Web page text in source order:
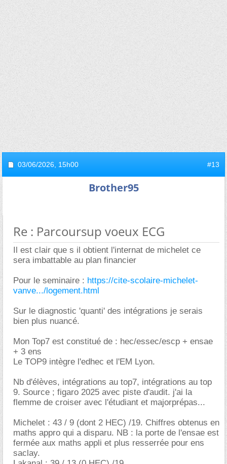
03/06/2026, 15h00 #13
Brother95
Re : Parcoursup voeux ECG
Il est clair que s il obtient l'internat de michelet ce
sera imbattable au plan financier
Pour le seminaire : https://cite-scolaire-michelet-
vanve.../logement.html
Sur le diagnostic 'quanti' des intégrations je serais
bien plus nuancé.
Mon Top7 est constitué de : hec/essec/escp + ensae
+ 3 ens
Le TOP9 intègre l'edhec et l'EM Lyon.
Nb d'élèves, intégrations au top7, intégrations au top
9. Source ; figaro 2025 avec piste d'audit. j'ai la
flemme de croiser avec l'étudiant et majorprépas...
Michelet : 43 / 9 (dont 2 HEC) /19. Chiffres obtenus en
maths appro qui a disparu. NB : la porte de l'ensae est
fermée aux maths appli et plus resserrée pour ens
saclay.